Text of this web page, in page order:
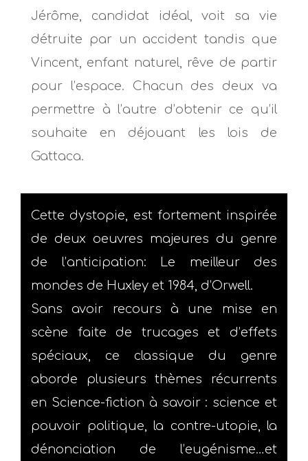
Jérôme, candidat idéal, voit sa vie
détruite par un accident tandis que
Vincent, enfant naturel, rêve de partir
pour l’espace. Chacun des deux va
permettre à l’autre d’obtenir ce qu’il
souhaite en déjouant les lois de
Gattaca.
Cette dystopie, est fortement inspirée
de deux oeuvres majeures du genre
de l’anticipation: Le meilleur des
mondes de Huxley et 1984, d’Orwell.
Sans avoir recours à une mise en
scène faite de trucages et d’effets
spéciaux, ce classique du genre
aborde plusieurs thèmes récurrents
en Science-fiction à savoir : science et
pouvoir politique, la contre-utopie, la
dénonciation de l’eugénisme…et